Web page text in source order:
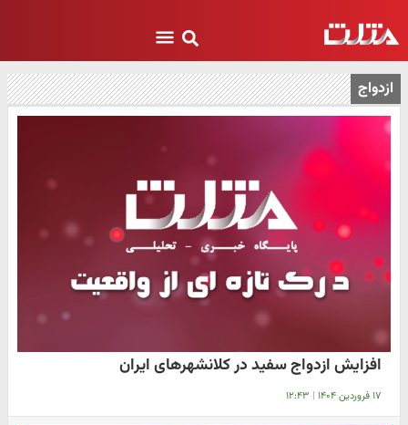
ازدواج
افزایش ازدواج سفید در کلانشهرهای ایران
۱۷ فروردین ۱۴۰۴ | ۱۲:۴۳